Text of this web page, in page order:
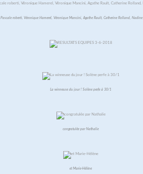
Pascale roberti, Véronique Hamerel, Véronique Mancini, Agathe Rault, Catherine Rolland, Nadine
La winneuse du jour ! Solène perfe à 30/1
congratulée par Nathalie
et Marie-Hélène